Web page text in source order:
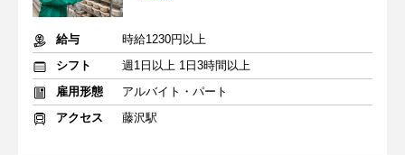
給与
時給1230円以上
シフト
週1日以上 1日3時間以上
雇用形態
アルバイト・パート
アクセス
藤沢駅